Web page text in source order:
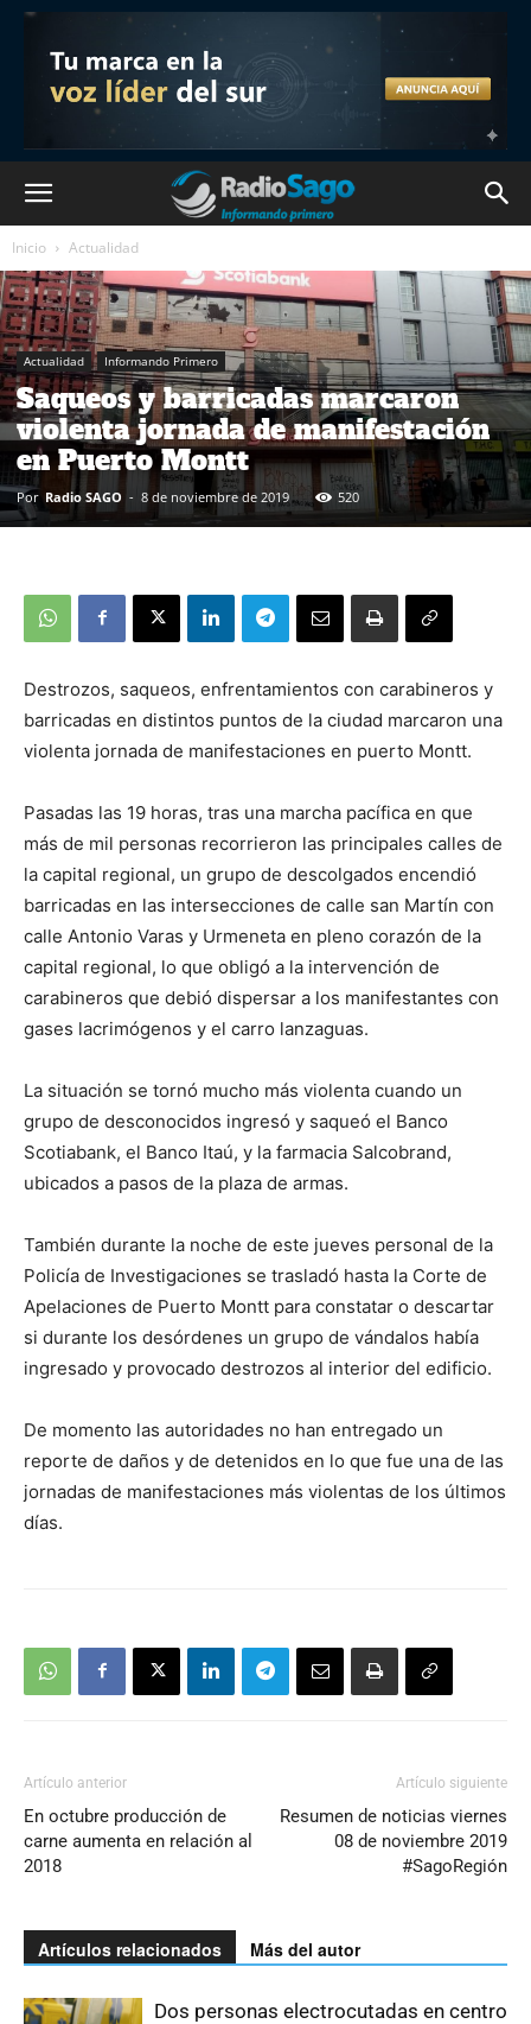
Inicio Actualidad
Actualidad Informando Primero
Saqueos y barricadas marcaron
violenta jornada de manifestación
en Puerto Montt
Por Radio SAGO - 8 de noviembre de 2019 520
Destrozos, saqueos, enfrentamientos con carabineros y
barricadas en distintos puntos de la ciudad marcaron una
violenta jornada de manifestaciones en puerto Montt.
Pasadas las 19 horas, tras una marcha pacífica en que
más de mil personas recorrieron las principales calles de
la capital regional, un grupo de descolgados encendió
barricadas en las intersecciones de calle san Martín con
calle Antonio Varas y Urmeneta en pleno corazón de la
capital regional, lo que obligó a la intervención de
carabineros que debió dispersar a los manifestantes con
gases lacrimógenos y el carro lanzaguas.
La situación se tornó mucho más violenta cuando un
grupo de desconocidos ingresó y saqueó el Banco
Scotiabank, el Banco Itaú, y la farmacia Salcobrand,
ubicados a pasos de la plaza de armas.
También durante la noche de este jueves personal de la
Policía de Investigaciones se trasladó hasta la Corte de
Apelaciones de Puerto Montt para constatar o descartar
si durante los desórdenes un grupo de vándalos había
ingresado y provocado destrozos al interior del edificio.
De momento las autoridades no han entregado un
reporte de daños y de detenidos en lo que fue una de las
jornadas de manifestaciones más violentas de los últimos
días.
Artículo anterior
En octubre producción de
carne aumenta en relación al
2018
Artículo siguiente
Resumen de noticias viernes
08 de noviembre 2019
#SagoRegión
Artículos relacionados Más del autor
Dos personas electrocutadas en centro